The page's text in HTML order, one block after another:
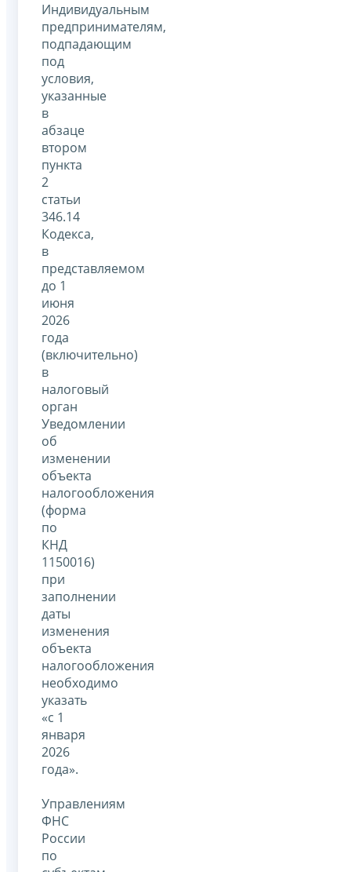
Индивидуальным
предпринимателям,
подпадающим
под
условия,
указанные
в
абзаце
втором
пункта
2
статьи
346.14
Кодекса,
в
представляемом
до 1
июня
2026
года
(включительно)
в
налоговый
орган
Уведомлении
об
изменении
объекта
налогообложения
(форма
по
КНД
1150016)
при
заполнении
даты
изменения
объекта
налогообложения
необходимо
указать
«с 1
января
2026
года».
Управлениям
ФНС
России
по